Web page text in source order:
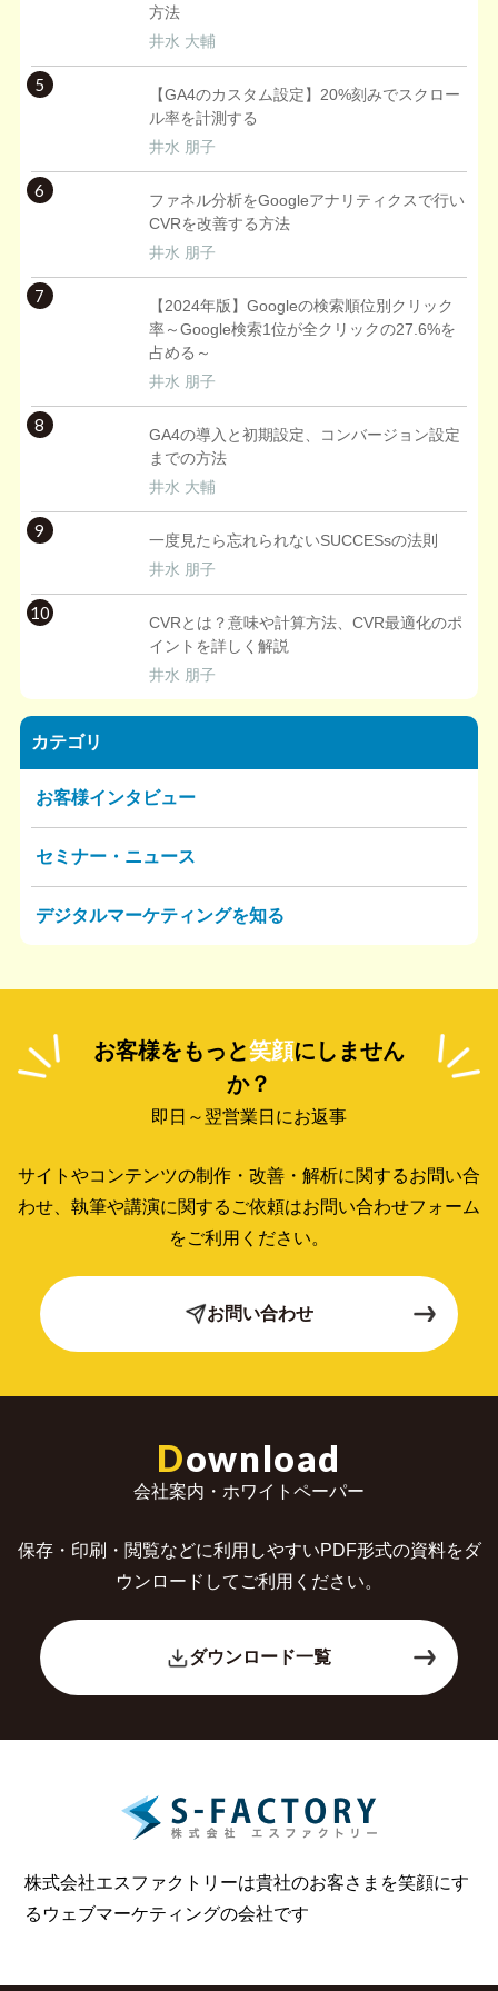
方法
井水 大輔
5
【GA4のカスタム設定】20%刻みでスクロー
ル率を計測する
井水 朋子
6
ファネル分析をGoogleアナリティクスで行い
CVRを改善する方法
井水 朋子
7
【2024年版】Googleの検索順位別クリック
率～Google検索1位が全クリックの27.6%を
占める～
井水 朋子
8
GA4の導入と初期設定、コンバージョン設定
までの方法
井水 大輔
9
一度見たら忘れられないSUCCESsの法則
井水 朋子
10
CVRとは？意味や計算方法、CVR最適化のポ
イントを詳しく解説
井水 朋子
カテゴリ
お客様インタビュー
セミナー・ニュース
デジタルマーケティングを知る
お客様をもっと笑顔にしません
か？
即日～翌営業日にお返事
サイトやコンテンツの制作・改善・解析に関するお問い合
わせ、 執筆や講演に関するご依頼はお問い合わせフォーム
をご利用ください。
お問い合わせ
Download
会社案内・ホワイトペーパー
保存・印刷・閲覧などに利用しやすいPDF形式の資料をダ
ウンロードしてご利用ください。
ダウンロード一覧
株式会社エスファクトリーは貴社のお客さまを笑顔にす
る ウェブマーケティングの会社です